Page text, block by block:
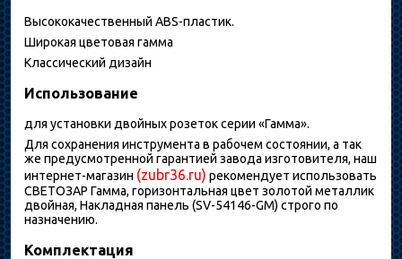
Высококачественный ABS-пластик.
Широкая цветовая гамма
Классический дизайн
Использование
для установки двойных розеток серии «Гамма».
Для сохранения инструмента в рабочем состоянии, а так
же предусмотренной гарантией завода изготовителя, наш
интернет-магазин (zubr36.ru) рекомендует использовать
СВЕТОЗАР Гамма, горизонтальная цвет золотой металлик
двойная, Накладная панель (SV-54146-GM) строго по
назначению.
Комплектация